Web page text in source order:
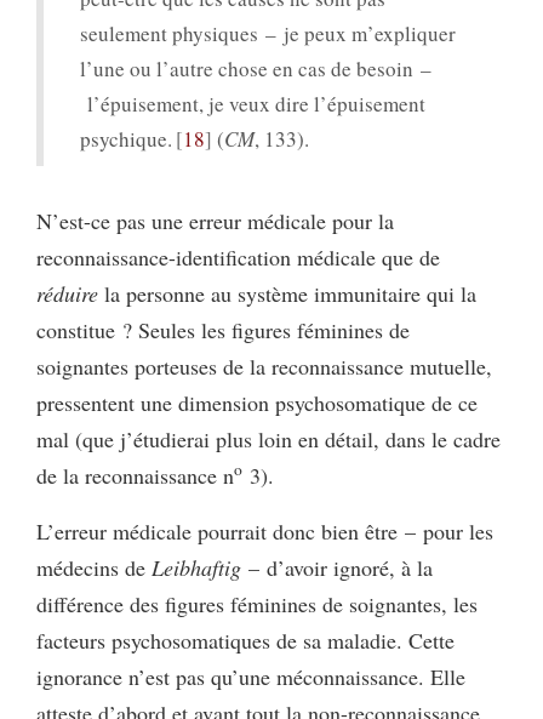
seulement physiques – je peux m’expliquer
l’une ou l’autre chose en cas de besoin –
l’épuisement, je veux dire l’épuisement
psychique. 18 (CM, 133).
N’est-ce pas une erreur médicale pour la
reconnaissance-identification médicale que de
réduire la personne au système immunitaire qui la
constitue ? Seules les figures féminines de
soignantes porteuses de la reconnaissance mutuelle,
pressentent une dimension psychosomatique de ce
mal (que j’étudierai plus loin en détail, dans le cadre
de la reconnaissance no 3).
L’erreur médicale pourrait donc bien être – pour les
médecins de Leibhaftig – d’avoir ignoré, à la
différence des figures féminines de soignantes, les
facteurs psychosomatiques de sa maladie. Cette
ignorance n’est pas qu’une méconnaissance. Elle
atteste d’abord et avant tout la non-reconnaissance